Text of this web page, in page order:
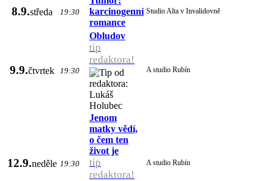
8.9.středa 19:30
karcinogenní
romance
Studio Alta v Invalidovně
9.9.čtvrtek 19:30
Obludov
tip
redaktora!
A studio Rubín
12.9.neděle 19:30
Jenom
matky vědí,
o čem ten
život je
tip
redaktora!
A studio Rubín